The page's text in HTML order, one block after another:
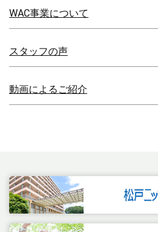
WAC事業について
スタッフの声
動画によるご紹介